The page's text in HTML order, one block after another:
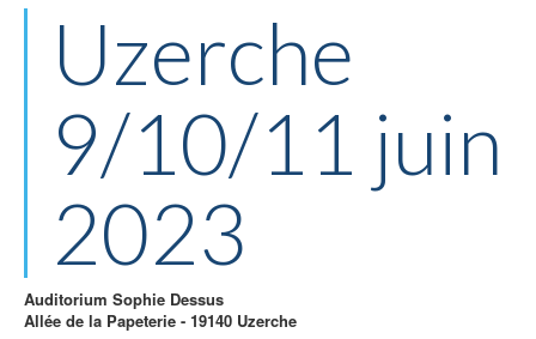
Uzerche
9/10/11 juin
2023
Auditorium Sophie Dessus
Allée de la Papeterie - 19140 Uzerche